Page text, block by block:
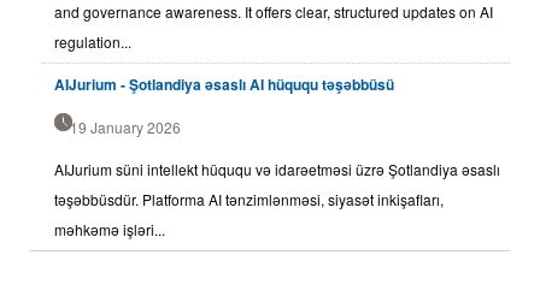
and governance awareness. It offers clear, structured updates on AI
regulation...
AIJurium - Şotlandiya əsaslı AI hüququ təşəbbüsü
19 January 2026
AIJurium süni intellekt hüququ və idarəetməsi üzrə Şotlandiya əsaslı
təşəbbüsdür. Platforma AI tənzimlənməsi, siyasət inkişafları,
məhkəmə işləri...